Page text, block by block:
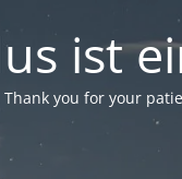
ist
you for your